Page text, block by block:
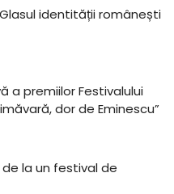
identității românești
a premiilor Festivalului
dor de Eminescu”
la un festival de